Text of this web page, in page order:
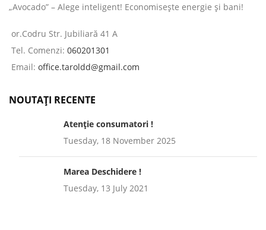
„Avocado” – Alege inteligent! Economisește energie și bani!
or.Codru Str. Jubiliară 41 A
Tel. Comenzi: 060201301
Email: office.taroldd@gmail.com
NOUTAȚI RECENTE
Atenție consumatori !
Tuesday, 18 November 2025
Marea Deschidere !
Tuesday, 13 July 2021